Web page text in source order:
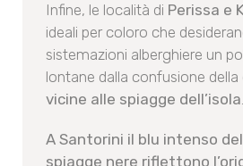
Infine, le località di Perissa e
ideali per coloro che
sistemazioni alberghiere un
lontane dalla confusione della
vicine alle spiagge dell’isola.
A Santorini il blu intenso
spiagge nere riflettono